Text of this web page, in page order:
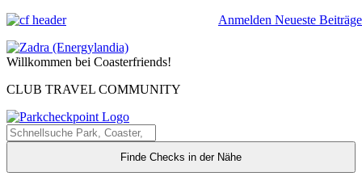
Anmelden Neueste Beiträge
Willkommen bei Coasterfriends!
CLUB TRAVEL COMMUNITY
Finde Checks in der Nähe